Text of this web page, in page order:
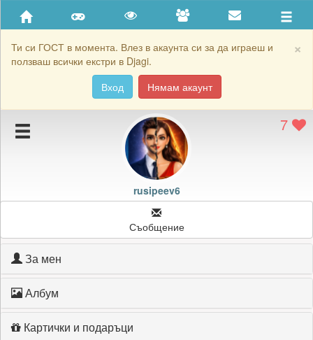
×
Ти си ГОСТ в момента. Влез в акаунта си за да играеш и
ползваш всички екстри в Djagi.
Вход
Нямам акаунт
Приятели
Хронология на игри
Подаръците на rusipeev6
Картичките на rusipeev6
7
rusipeev6
Съобщение
За мен
Албум
Картички и подаръци